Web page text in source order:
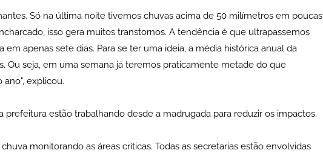
Só na última noite tivemos chuvas acima de 50 milímetros em poucas
isso gera muitos transtornos. A tendência é que ultrapassemos
apenas sete dias. Para se ter uma ideia, a média histórica anual da
Ou seja, em uma semana já teremos praticamente metade do que
explicou.
prefeitura estão trabalhando desde a madrugada para reduzir os impactos.
monitorando as áreas críticas. Todas as secretarias estão envolvidas